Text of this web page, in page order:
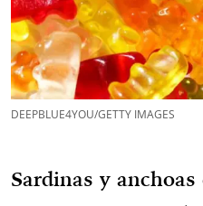
DEEPBLUE4YOU/GETTY IMAGES
Sardinas y